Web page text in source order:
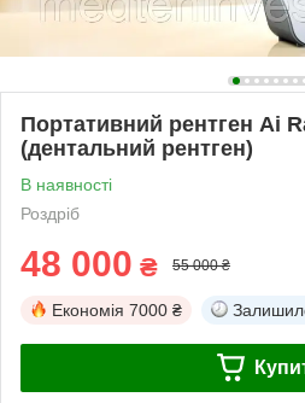
Портативний рентген Ai
(дентальний рентген)
В наявності
Роздріб
48 000 ₴ 55 000 ₴
Економія 7000 ₴